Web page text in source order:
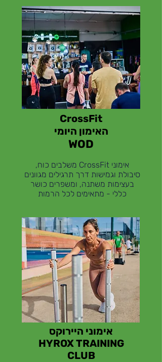
CrossFit
האימון היומי
WOD
אימוני CrossFit משלבים כוח,
סיבולת וגמישות דרך תרגילים מגוונים
בעצימות משתנה, ומשפרים כושר
כללי - מתאימים לכל הרמות
אימוני היירוקס
HYROX TRAINING
CLUB